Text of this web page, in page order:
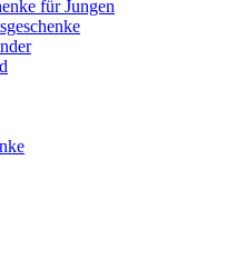
für Jungen